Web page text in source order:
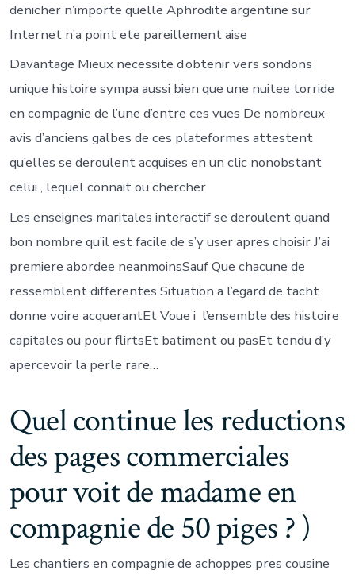
denicher n’importe quelle Aphrodite argentine sur
Internet n’a point ete pareillement aise
Davantage Mieux necessite d’obtenir vers sondons
unique histoire sympa aussi bien que une nuitee torride
en compagnie de l’une d’entre ces vues De nombreux
avis d’anciens galbes de ces plateformes attestent
qu’elles se deroulent acquises en un clic nonobstant
celui , lequel connait ou chercher
Les enseignes maritales interactif se deroulent quand
bon nombre qu’il est facile de s’y user apres choisir J’ai
premiere abordee neanmoinsSauf Que chacune de
ressemblent differentes Situation a l’egard de tacht
donne voire acquerantEt Voue i l’ensemble des histoire
capitales ou pour flirtsEt batiment ou pasEt tendu d’y
apercevoir la perle rare…
Quel continue les reductions
des pages commerciales
pour voit de madame en
compagnie de 50 piges ? )
Les chantiers en compagnie de achoppes pres cousine